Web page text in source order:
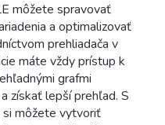
môžete spravovať
a optimalizovať
prehliadača v
máte vždy prístup k
grafmi
získať lepší prehľad. S
si môžete vytvoriť